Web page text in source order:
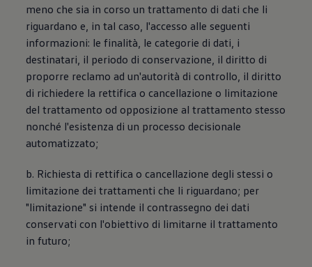
meno che sia in corso un trattamento di dati che li
riguardano e, in tal caso, l'accesso alle seguenti
informazioni: le finalità, le categorie di dati, i
destinatari, il periodo di conservazione, il diritto di
proporre reclamo ad un'autorità di controllo, il diritto
di richiedere la rettifica o cancellazione o limitazione
del trattamento od opposizione al trattamento stesso
nonché l'esistenza di un processo decisionale
automatizzato;
b. Richiesta di rettifica o cancellazione degli stessi o
limitazione dei trattamenti che li riguardano; per
"limitazione" si intende il contrassegno dei dati
conservati con l'obiettivo di limitarne il trattamento
in futuro;